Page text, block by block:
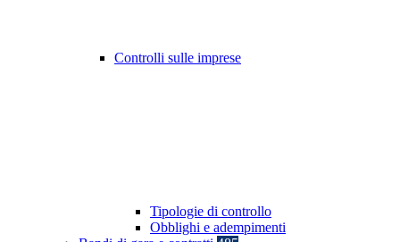
Controlli sulle imprese
Tipologie di controllo
Obblighi e adempimenti